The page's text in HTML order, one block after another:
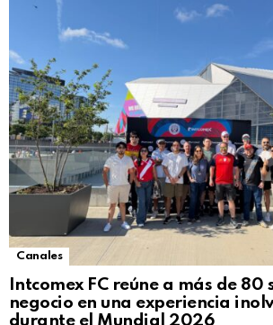
Canales
Intcomex FC reúne a más de 80
negocio en una experiencia
durante el Mundial 2026